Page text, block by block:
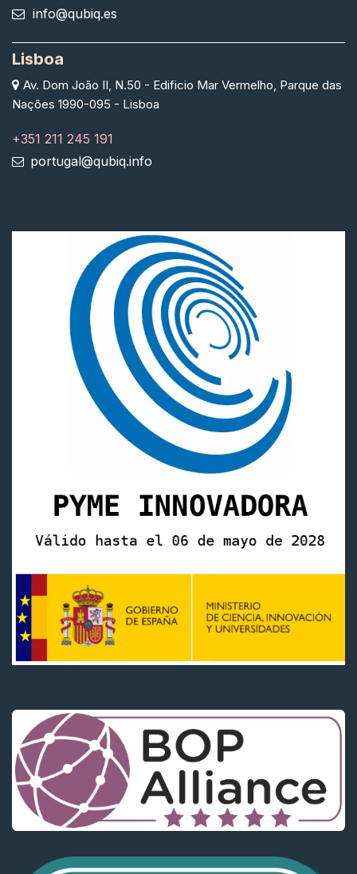
info@qubiq.es
Lisboa
Av. Dom João II, N.50 - Edificio Mar Vermelho, Parque das
Nações 1990-095 - Lisboa
+351 211 245 191
portugal@qubiq.info